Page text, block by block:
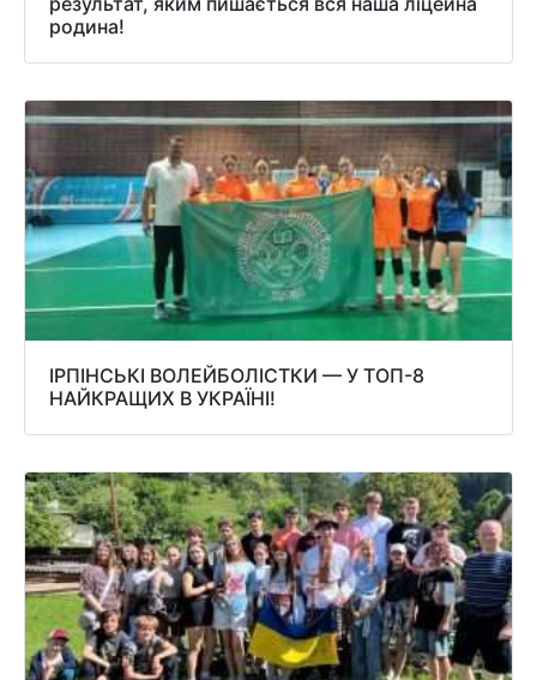
родина!
ІРПІНСЬКІ ВОЛЕЙБОЛІСТКИ — У ТОП-8
НАЙКРАЩИХ В УКРАЇНІ!